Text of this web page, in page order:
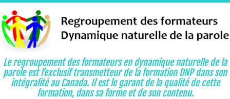
Le regroupement des formateurs en dynamique naturelle de la
parole est l’exclusif transmetteur de la formation DNP dans son
intégralité au Canada. Il est le garant de la qualité de cette
formation, dans sa forme et de son contenu.